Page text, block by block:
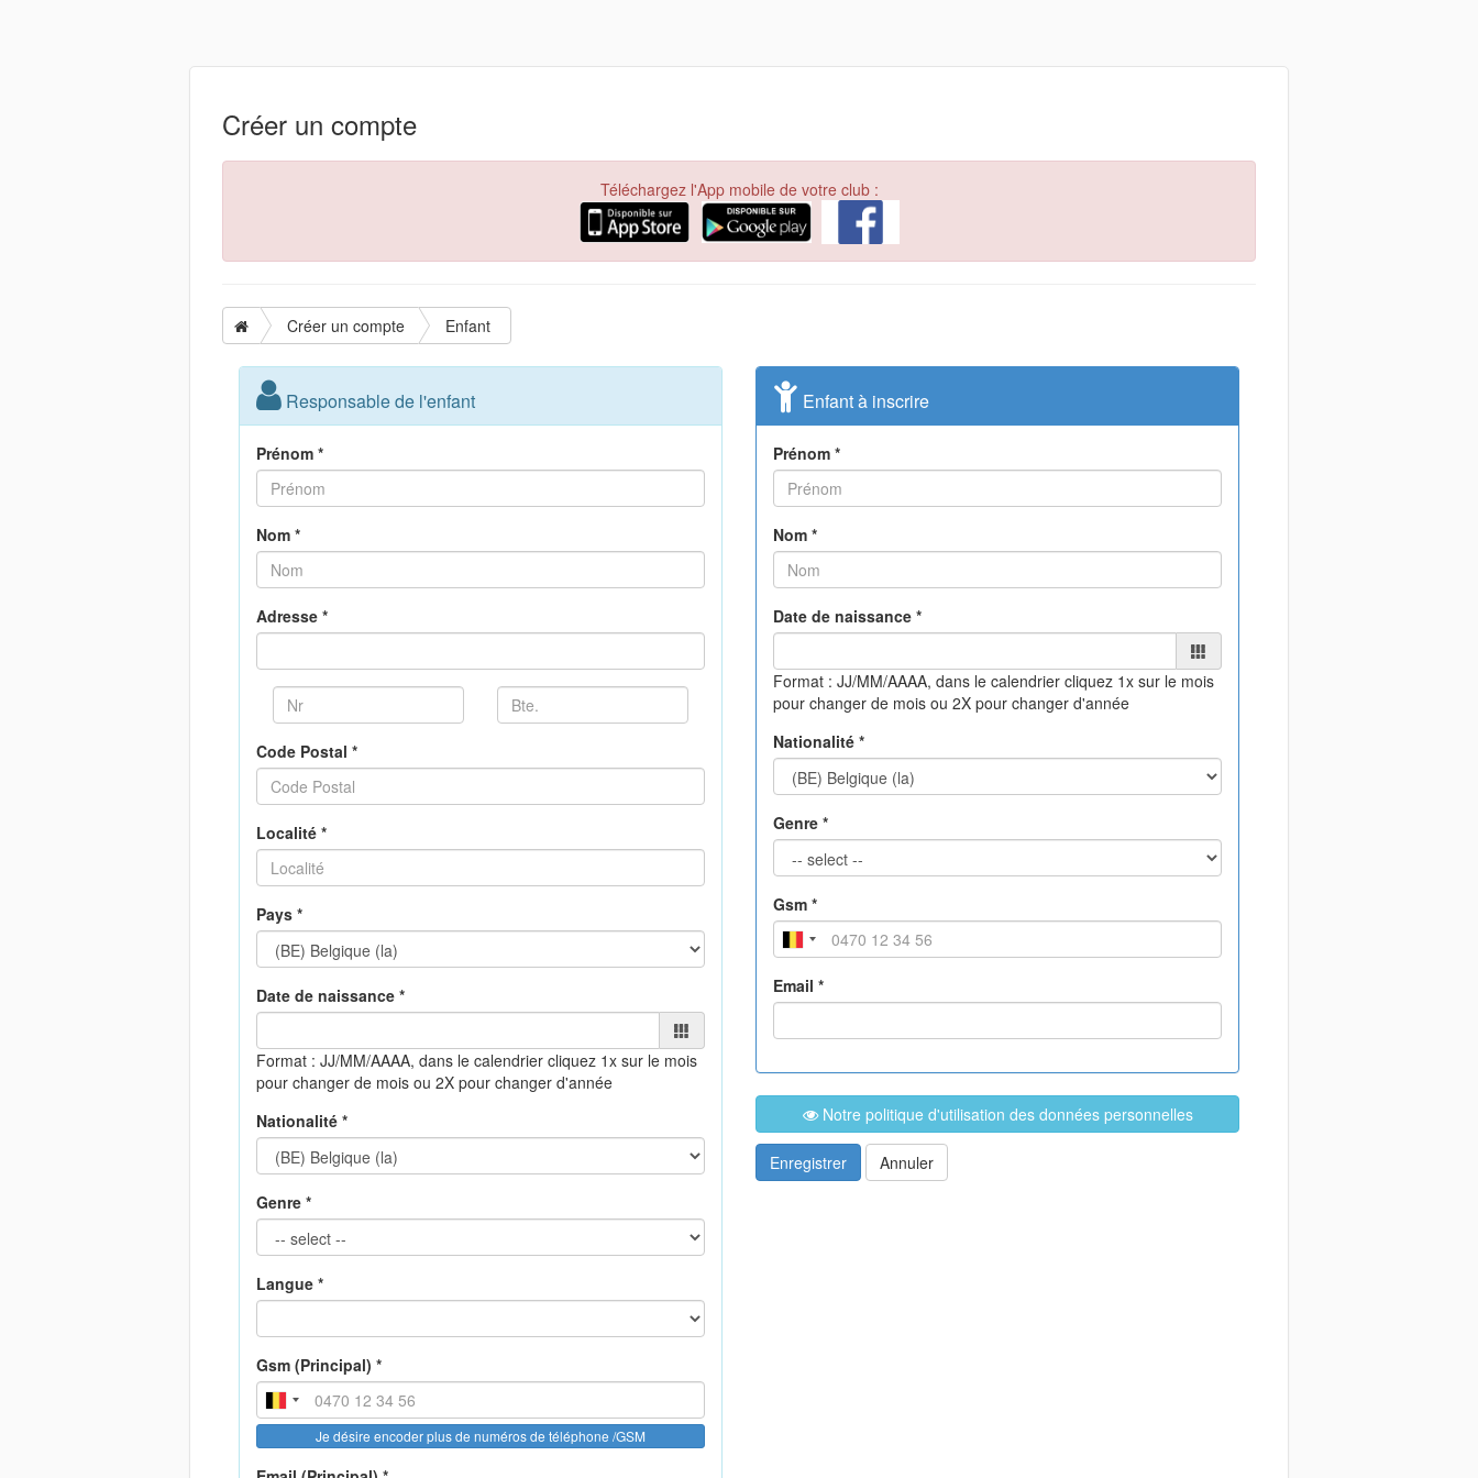
Créer un compte
Téléchargez l'App mobile de votre club :
Créer un compte Enfant
Responsable de l'enfant
Prénom *
Nom *
Adresse *
Code Postal *
Localité *
Pays *
Date de naissance *
Format : JJ/MM/AAAA, dans le calendrier cliquez 1x sur le mois
pour changer de mois ou 2X pour changer d'année
Nationalité *
Genre *
Langue *
Gsm (Principal) *
Je désire encoder plus de numéros de téléphone /GSM
Enfant à inscrire
Prénom *
Nom *
Date de naissance *
Format : JJ/MM/AAAA, dans le calendrier cliquez 1x sur le mois
pour changer de mois ou 2X pour changer d'année
Nationalité *
Genre *
Gsm *
Email *
Notre politique d'utilisation des données personnelles
Enregistrer Annuler